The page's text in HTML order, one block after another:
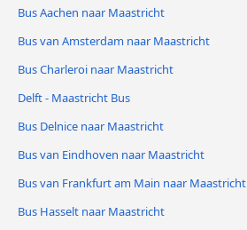
Bus Aachen naar Maastricht
Bus van Amsterdam naar Maastricht
Bus Charleroi naar Maastricht
Delft - Maastricht Bus
Bus Delnice naar Maastricht
Bus van Eindhoven naar Maastricht
Bus van Frankfurt am Main naar Maastricht
Bus Hasselt naar Maastricht